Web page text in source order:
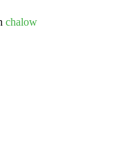
chalow